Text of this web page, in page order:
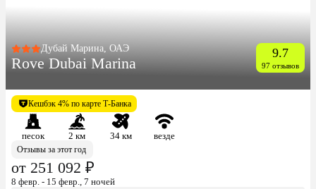
Дубай Марина, ОАЭ
Rove Dubai Marina
9.7
97 отзывов
Кешбэк 4% по карте Т-Банка
песок 2 км 34 км
везде
Отзывы за этот год
от 251 092 ₽
8 февр. - 15 февр., 7 ночей